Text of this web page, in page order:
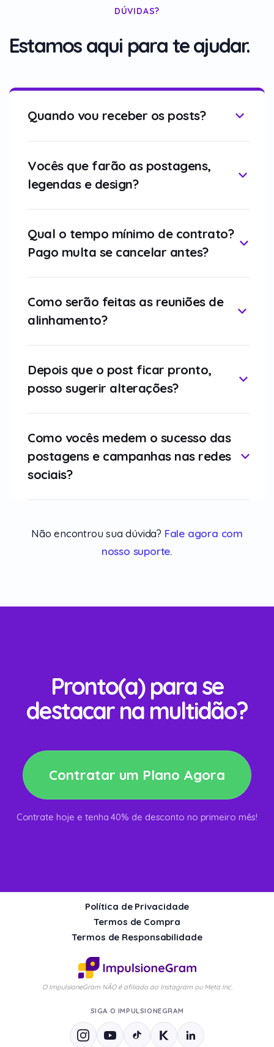
DÚVIDAS?
Estamos aqui para te ajudar.
Quando vou receber os posts?
Vocês que farão as postagens,
legendas e design?
Qual o tempo mínimo de contrato?
Pago multa se cancelar antes?
Como serão feitas as reuniões de
alinhamento?
Depois que o post ficar pronto,
posso sugerir alterações?
Como vocês medem o sucesso das
postagens e campanhas nas redes
sociais?
Não encontrou sua dúvida? Fale agora com
nosso suporte.
Pronto(a) para se
destacar na multidão?
Contratar um Plano Agora
Contrate hoje e tenha 40% de desconto no primeiro mês!
O ImpulsioneGram NÃO é afiliado ao Instagram ou Meta Inc.
Política de Privacidade
Termos de Compra
Termos de Responsabilidade